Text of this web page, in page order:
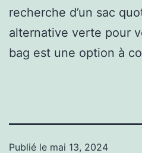
recherche d’un sac
alternative verte pour
bag est une option à
Publié le mai 13, 2024